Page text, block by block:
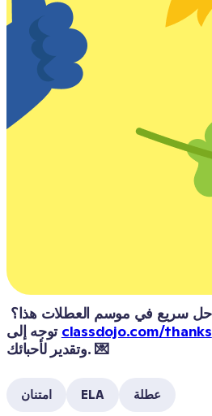
توجه إلى classdojo.com/thanks
وتقدير لأحبائك. 💌
امتنان ELA عطلة